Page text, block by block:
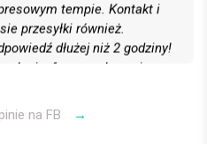
tempie. Kontakt i
przesyłki również.
dłużej niż 2 godziny!
z formy wykonania
na 5 możliwych
na FB →